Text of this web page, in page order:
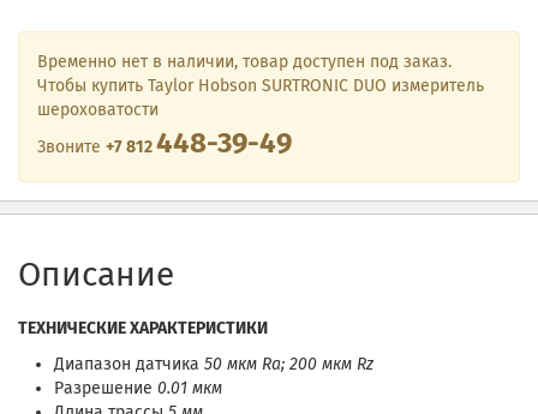
Временно нет в наличии, товар доступен под заказ.
Чтобы купить Taylor Hobson SURTRONIC DUO измеритель
шероховатости
Звоните +7 812448-39-49
Описание
ТЕХНИЧЕСКИЕ ХАРАКТЕРИСТИКИ
Диапазон датчика 50 мкм Ra; 200 мкм Rz
Разрешение 0.01 мкм